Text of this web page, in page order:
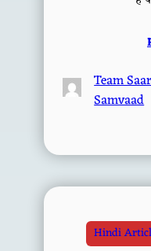
Team
Samvaad
Hindi